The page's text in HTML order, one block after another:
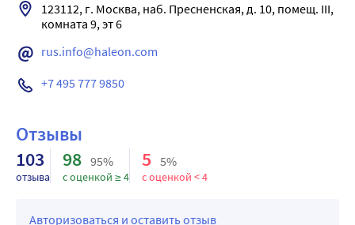
123112, г. Москва, наб. Пресненская, д. 10, помещ. III,
комната 9, эт 6
rus.info@haleon.com
+7 495 777 9850
Отзывы
103
отзыва
98 95%
с оценкой ≥ 4
5 5%
с оценкой < 4
Авторизоваться и оставить отзыв